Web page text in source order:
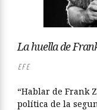
La huella de
EFE
“Hablar de Frank
política de la